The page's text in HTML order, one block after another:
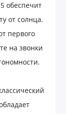
обеспечит
от солнца.
первого
на звонки